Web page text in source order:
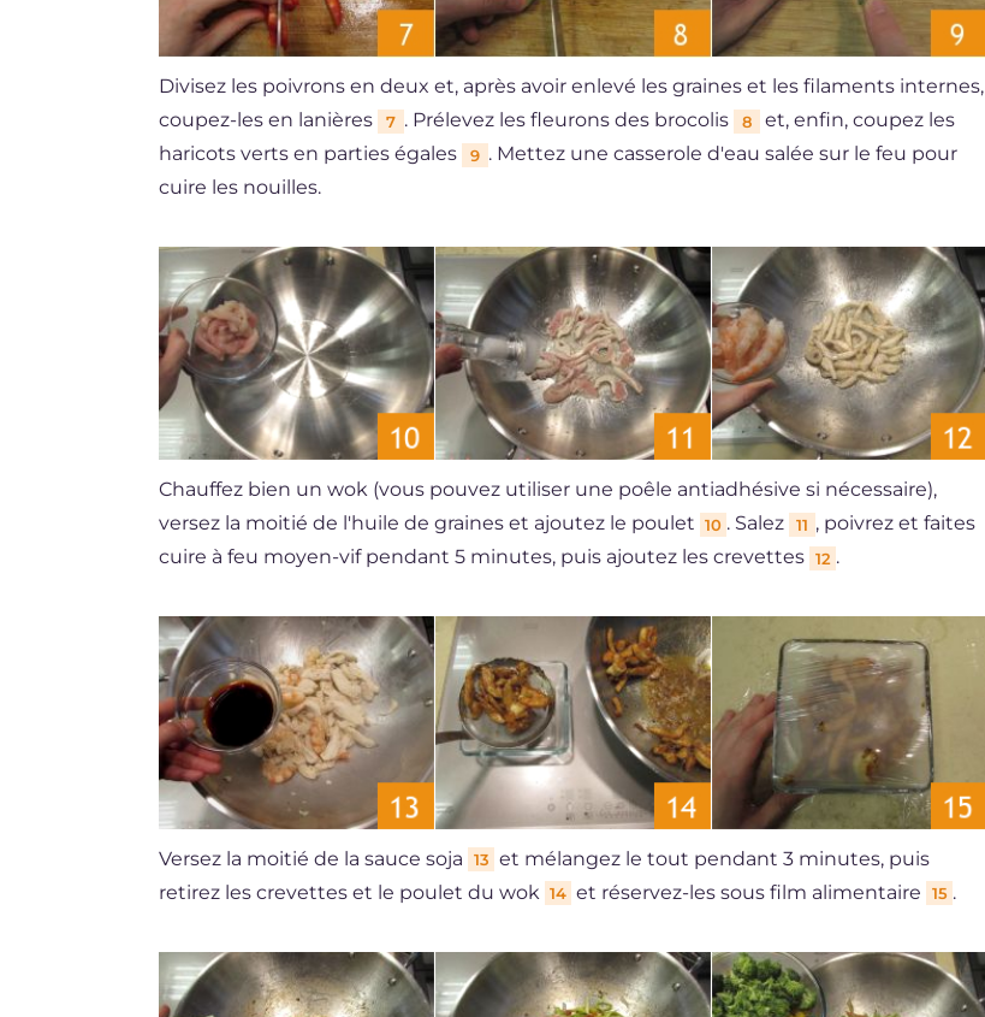
Divisez les poivrons en deux et, après avoir enlevé les graines et les filaments internes,
coupez-les en lanières
7 . Prélevez les fleurons des brocolis 8
et, enfin, coupez les
haricots verts en parties égales
9 . Mettez une casserole d'eau salée sur le feu pour
cuire les nouilles.
Chauffez bien un wok (vous pouvez utiliser une poêle antiadhésive si nécessaire),
versez la moitié de l'huile de graines et ajoutez le poulet 10 . Salez 11 , poivrez et faites
cuire à feu moyen-vif pendant 5 minutes, puis ajoutez les crevettes 12 .
Versez la moitié de la sauce soja 13 et mélangez le tout pendant 3 minutes, puis
retirez les crevettes et le poulet du wok 14 et réservez-les sous film alimentaire 15 .